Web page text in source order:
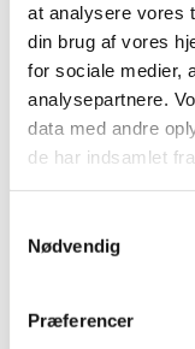
at analysere vores
din brug af vores
for sociale medier,
analysepartnere.
data med andre
de har indsamlet
Nødvendig
Præferencer
Virksomheden
krænkelser af
Princip 3
Princip 4